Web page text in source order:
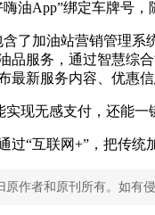
油App”绑定车牌号
了加油站营销管理
品服务，通过智慧综
最新服务内容、优惠信
现无感支付，还能一
过“互联网+”，把传
作者和原刊所有。如有